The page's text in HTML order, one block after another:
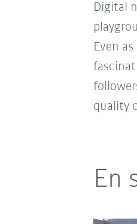
Digital
Even
quality
En